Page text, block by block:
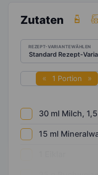
Zutaten
REZEPT-VARIANTE WÄHLEN
1 Portion
30 ml Milch,
15 ml